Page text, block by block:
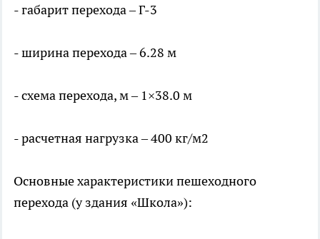
- габарит перехода – Г-3
- ширина перехода – 6.28 м
- схема перехода, м – 1×38.0 м
- расчетная нагрузка – 400 кг/м2
Основные характеристики пешеходного
перехода (у здания «Школа»):